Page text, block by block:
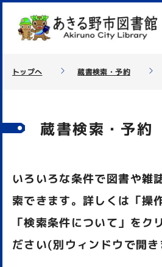
トップへ 蔵書検索・予約
蔵書検索・予約
いろいろな条件で図書や雑
索できます。詳しくは「操
「検索条件について」をク
ださい(別ウィンドウで開